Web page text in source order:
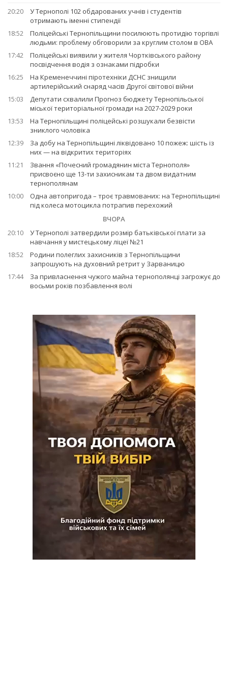
20:20
У Тернополі 102 обдарованих учнів і студентів
отримають іменні стипендії
18:52
Поліцейські Тернопільщини посилюють протидію торгівлі
людьми: проблему обговорили за круглим столом в ОВА
17:42
Поліцейські виявили у жителя Чортківського району
посвідчення водія з ознаками підробки
16:25
На Кременеччині піротехніки ДСНС знищили
артилерійський снаряд часів Другої світової війни
15:03
Депутати схвалили Прогноз бюджету Тернопільської
міської територіальної громади на 2027-2029 роки
13:53
На Тернопільщині поліцейські розшукали безвісти
зниклого чоловіка
12:39
За добу на Тернопільщині ліквідовано 10 пожеж: шість із
них — на відкритих територіях
11:21
Звання «Почесний громадянин міста Тернополя»
присвоєно ще 13-ти захисникам та двом видатним
тернополянам
10:00
Одна автопригода – троє травмованих: на Тернопільщині
під колеса мотоцикла потрапив перехожий
ВЧОРА
20:10
У Тернополі затвердили розмір батьківської плати за
навчання у мистецькому ліцеї №21
18:52
Родини полеглих захисників з Тернопільщини
запрошують на духовний ретрит у Зарваницю
17:44
За привласнення чужого майна тернополянці загрожує до
восьми років позбавлення волі